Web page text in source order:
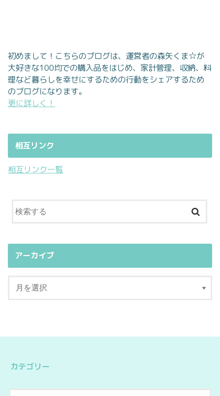
初めまして！こちらのブログは、運営者の森矢くま☆が
大好きな100均での購入品をはじめ、家計管理、収納、料
理など暮らしを幸せにするための行動をシェアするため
のブログになります。
更に詳しく！
相互リンク
相互リンク一覧
アーカイブ
カテゴリー